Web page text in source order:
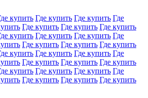
купить Где купить Где купить Где
Где купить Где купить Где купить
купить Где купить Где купить Где
Где купить Где купить Где купить
купить Где купить Где купить Где
Где купить Где купить Где купить
купить Где купить Где купить Где
Где купить Где купить Где купить